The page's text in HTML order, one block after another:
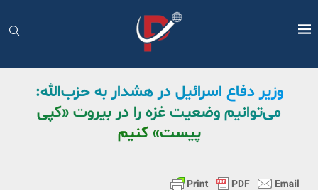
وزیر دفاع اسرائیل در هشدار به حزب‌الله:
می‌توانیم وضعیت غزه را در بیروت «کپی
پیست» کنیم